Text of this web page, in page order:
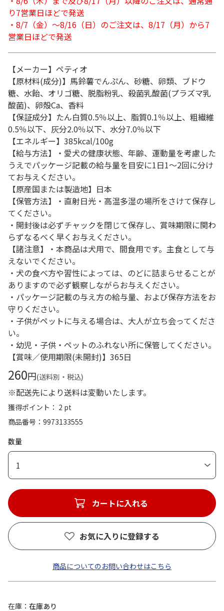
り7営業日ほどで発送
・8/7（金）～8/16（日）のご注文は、8/17（月）から7
営業日ほどで発送
【メーカー】ペティオ
【原材料(成分)】馬鈴薯でんぷん、砂糖、卵類、ブドウ
糖、水飴、オリゴ糖、脱脂粉乳、殺菌乳酸菌(プラズマ乳
酸菌)、卵殻Ca、香料
【保証成分】たん白質0.5％以上、脂質0.1％以上、粗繊維
0.5％以下、灰分2.0％以下、水分7.0％以下
【エネルギー】385kcal/100g
【給与方法】・愛犬の健康状態、年齢、運動量を考慮した
うえでパッケージ記載の給与量を目安に1日1～2回に分け
てお与えください。
【原産国または製造地】日本
【保管方法】・直射日光・高温多湿の場所をさけて保存し
てください。
・開封後は必ずチャックを閉じて保存し、賞味期限に関わ
らずなるべく早くお与えください。
【諸注意】・本商品は犬用で、間食用です。主食として与
えないでください。
・犬の食べ方や習性によっては、のどに詰まらせることが
ありますので必ず観察しながらお与えください。
・パッケージ記載の与え方の給与量、および保存方法をお
守りください。
・子供がペットに与える場合は、大人が立ち会ってくださ
い。
・幼児・子供・ペットのふれない所に保管してください。
【賞味／使用期限(未開封)】365日
260円(送料別・税込)
※配送先により送料は変動いたします。
獲得ポイント： 2 pt
商品番号
9973133555
数量
1
カートに入れる
お気に入りに登録する
商品についてのお問い合わせはこちら
在庫 在庫あり